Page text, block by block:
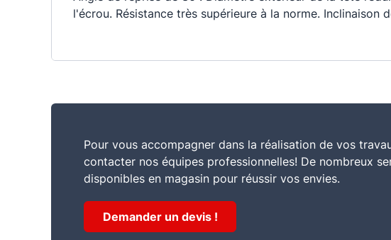
l'écrou. Résistance très supérieure à la norme.
Pour vous accompagner dans la réalisation de vos
contacter nos équipes professionnelles! De nombreux
disponibles en magasin pour réussir vos envies.
Demander un devis !